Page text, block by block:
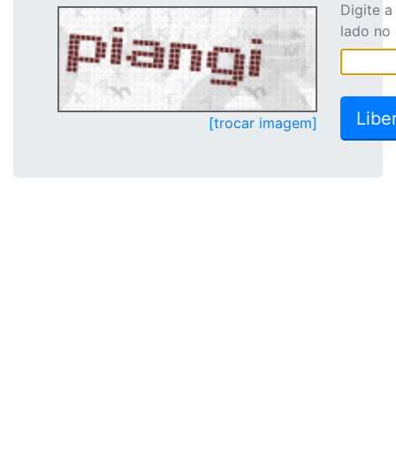
[trocar imagem]
Digite
lado no